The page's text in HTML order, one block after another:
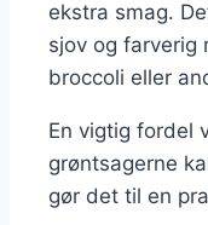
ekstra smag.
sjov og farverig
broccoli eller
En vigtig fordel
grøntsagerne
gør det til en